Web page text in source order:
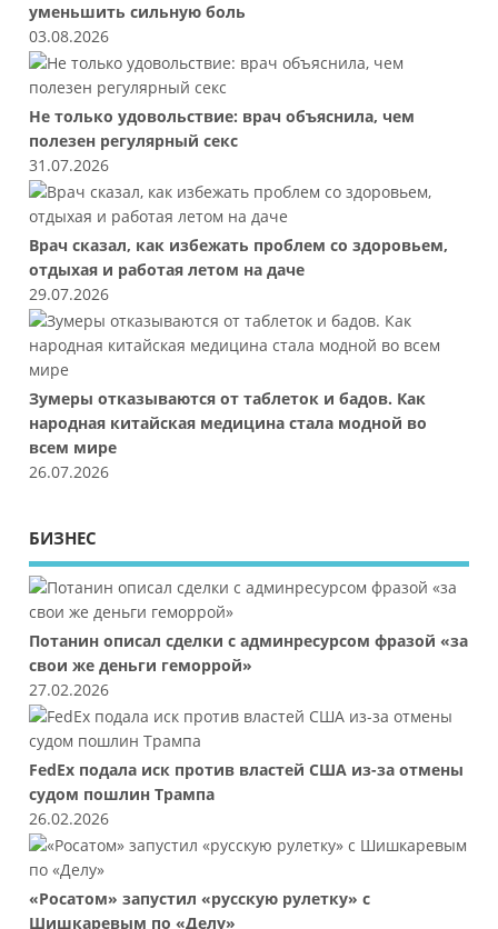
уменьшить сильную боль
03.08.2026
Не только удовольствие: врач объяснила, чем
полезен регулярный секс
31.07.2026
Врач сказал, как избежать проблем со здоровьем,
отдыхая и работая летом на даче
29.07.2026
Зумеры отказываются от таблеток и бадов. Как
народная китайская медицина стала модной во
всем мире
26.07.2026
БИЗНЕС
Потанин описал сделки с админресурсом фразой «за
свои же деньги геморрой»
27.02.2026
FedEx подала иск против властей США из-за отмены
судом пошлин Трампа
26.02.2026
«Росатом» запустил «русскую рулетку» с
Шишкаревым по «Делу»